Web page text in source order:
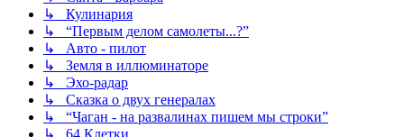
↳ Кулинария
↳ “Первым делом самолеты...?”
↳ Авто - пилот
↳ Земля в иллюминаторе
↳ Эхо-радар
↳ Сказка о двух генералах
↳ “Чаган - на развалинах пишем мы строки”